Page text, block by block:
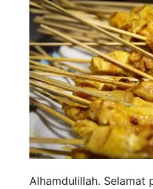
Alhamdulillah. Selamat